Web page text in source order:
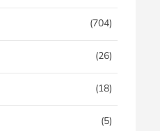
(704)
(26)
(18)
(5)